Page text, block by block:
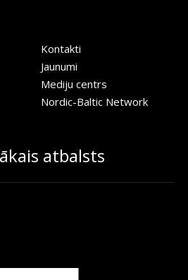
Kontakti
Jaunumi
Mediju centrs
Nordic-Baltic Network
atbalsts